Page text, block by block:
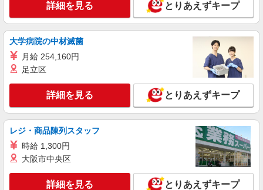
（株）ウィルオブ・ワークCW 広島支店/ms340101
夜勤専従
時給1350円 ◆前払い・日払い・週払いOK
詳細を見る
派遣社員
（株）ウィルオブ・ワークCW 広島支店/ms340101
時給1350円 ◆前払い・日払い・週払いOK
詳細を見る とりあえずキープ
大学病院の中材滅菌
月給 254,160円
足立区
詳細を見る とりあえずキープ
レジ・商品陳列スタッフ
時給 1,300円
大阪市中央区
詳細を見る とりあえずキープ